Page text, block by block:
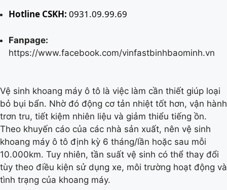
Hotline CSKH: 0931.09.99.69
Fanpage:
https://www.facebook.com/vinfastbinhbaominh.vn
Vệ sinh khoang máy ô tô là việc làm cần thiết giúp loại
bỏ bụi bẩn. Nhờ đó động cơ tản nhiệt tốt hơn, vận hành
trơn tru, tiết kiệm nhiên liệu và giảm thiểu tiếng ồn.
Theo khuyến cáo của các nhà sản xuất, nên vệ sinh
khoang máy ô tô định kỳ 6 tháng/lần hoặc sau mỗi
10.000km. Tuy nhiên, tần suất vệ sinh có thể thay đổi
tùy theo điều kiện sử dụng xe, môi trường hoạt động và
tình trạng của khoang máy.